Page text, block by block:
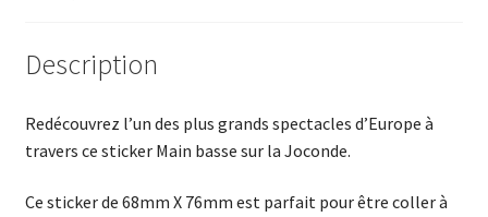
Description
Redécouvrez l’un des plus grands spectacles d’Europe à
travers ce sticker Main basse sur la Joconde.
Ce sticker de 68mm X 76mm est parfait pour être coller à